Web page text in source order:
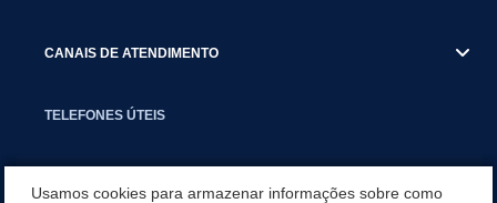
CANAIS DE ATENDIMENTO
TELEFONES ÚTEIS
Usamos cookies para armazenar informações sobre como